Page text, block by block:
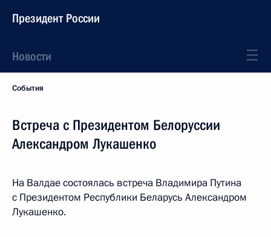
Президент России
Новости
События
Встреча с Президентом Белоруссии
Александром Лукашенко
На Валдае состоялась встреча Владимира Путина
с Президентом Республики Беларусь Александром
Лукашенко.